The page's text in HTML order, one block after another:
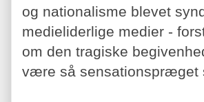
og nationalisme blevet
medieliderlige medier -
om den tragiske
være så sensationspræget